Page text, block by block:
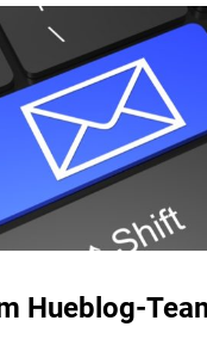
Hueblog-